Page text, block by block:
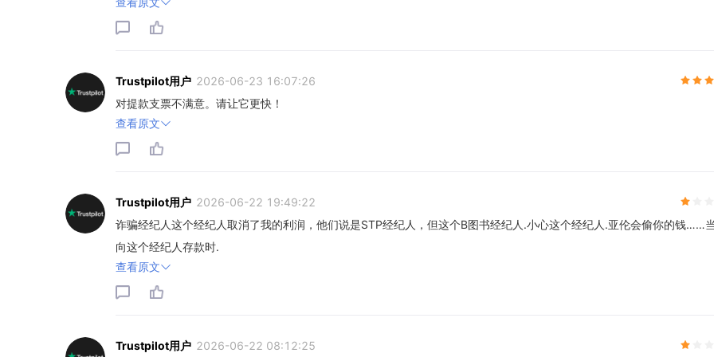
Trustpilot用户 2026-06-23 16:07:26
对提款支票不满意。请让它更快！
查看原文
Trustpilot用户 2026-06-22 19:49:22
诈骗经纪人这个经纪人取消了我的利润，他们说是STP经纪人，但这个B图书经纪人.小心这个经纪人.亚伦会偷你的钱……
向这个经纪人存款时.
查看原文
Trustpilot用户 2026-06-22 08:12:25